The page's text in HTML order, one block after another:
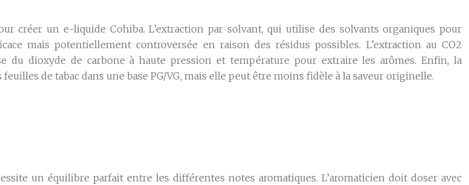
créer un e-liquide Cohiba. L’extraction par solvant, qui utilise des solvants organiques pour
mais potentiellement controversée en raison des résidus possibles. L’extraction au CO2
du dioxyde de carbone à haute pression et température pour extraire les arômes. Enfin, la
de tabac dans une base PG/VG, mais elle peut être moins fidèle à la saveur originelle.
un équilibre parfait entre les différentes notes aromatiques. L’aromaticien doit doser avec